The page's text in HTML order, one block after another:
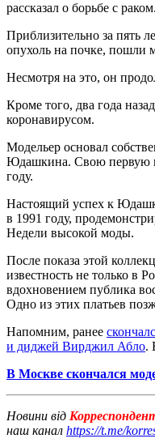
рассказал о борьбе с раком.
Приблизительно за пять
опухоль на почке, пошли
Несмотря на это, он
Кроме того, два года
коронавирусом.
Модельер основал
Юдашкина. Свою первую
году.
Настоящий успех к
в 1991 году,
Недели высокой моды.
После показа этой
известность не только в
вдохновением публика
Одно из этих платьев
Напомним, ранее
и диджей Вирджил Абло.
В Москве скончался
Новини від
наш канал https://t.me/